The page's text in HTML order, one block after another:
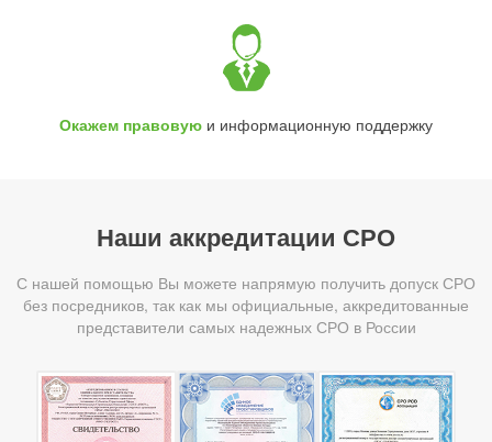
Окажем правовую и информационную поддержку
Наши аккредитации СРО
С нашей помощью Вы можете напрямую получить допуск СРО
без посредников, так как мы официальные, аккредитованные
представители самых надежных СРО в России